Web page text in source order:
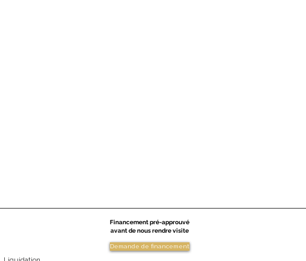
Financement pré-approuvé
avant de nous rendre visite
Demande de financement